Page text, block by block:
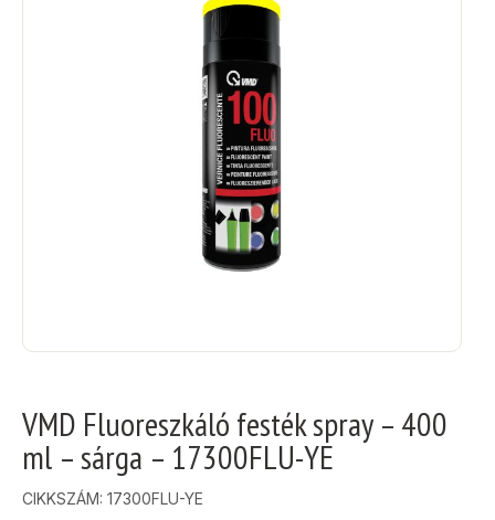
VMD Fluoreszkáló festék spray – 400
ml – sárga – 17300FLU-YE
CIKKSZÁM: 17300FLU-YE